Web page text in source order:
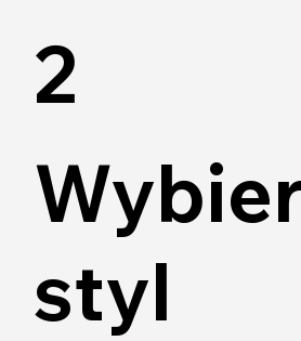
2
styl